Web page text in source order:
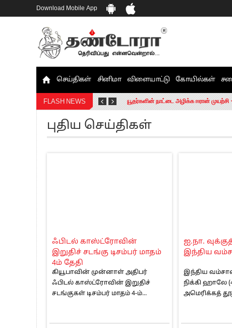
Download Mobile App
செய்திகள் சினிமா விளையாட்டு கோயில்கள்
FLASH NEWS
யூதர்களின் நாட்டை அழிக்க ஈரான்
எங்களை நீக்குவதற்கு இபிஎஸ்க்கு
மத்திய ஆசிரியர் தகுதித் தேர்வு:
தமிழக சட்டப்பேரவையில் காலியிடங்கள் 6
புதிய செய்திகள்
ஃபிடல் காஸ்ட்ரோவின்
இறுதிச் சடங்கு டிசம்பர் மாதம்
4ம் தேதி
கியூபாவின் முன்னாள் அதிபர்
ஃபிடல் காஸ்ட்ரோவின் இறுதிச்
சடங்குகள் டிசம்பர் மாதம் 4-ம்...
ஐ.நா.
இந்திய
இந்திய
நிக்கி ஹாலே
அமெரிக்கத்